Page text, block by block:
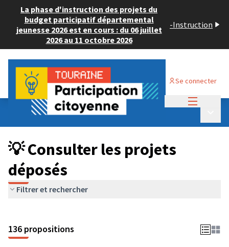
La phase d'instruction des projets du
budget participatif départemental
jeunesse 2026 est en cours : du 06 juillet
2026 au 11 octobre 2026
-Instruction
Se connecter
Budget Participatif JEUNESSE 2024
💡 Consulter les projets déposés
💡 Consulter les projets
déposés
Filtrer et rechercher
136 propositions